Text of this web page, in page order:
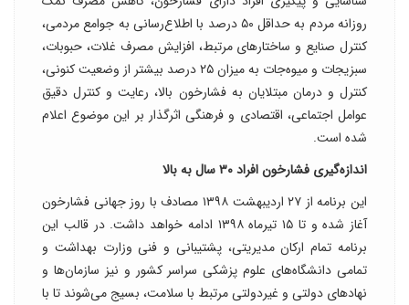
روزانه مردم به حداقل ۵۰ درصد با اطلاع­‌رسانی به جوامع مردمی،
کنترل صنایع و ساختارهای مرتبط، افزایش مصرف غلات، حبوبات،
سبزیجات و میوه­‌جات به میزان ۲۵ درصد بیشتر از وضعیت کنونی،
کنترل و درمان مبتلایان به فشارخون بالا، رعایت و کنترل دقیق
عوامل اجتماعی، اقتصادی و فرهنگی اثرگذار بر این موضوع اعلام
شده است.
اندازه‌گیری فشارخون افراد ۳۰ سال به بالا
این برنامه از ۲۷ اردیبهشت ۱۳۹۸ مصادف با روز جهانی فشارخون
آغاز شده و تا ۱۵ تیرماه ۱۳۹۸ ادامه خواهد داشت. در قالب این
برنامه تمام ارکان مدیریتی، پشتیبانی و فنی وزارت بهداشت و
تمامی دانشگاه‌های علوم پزشکی سراسر کشور و نیز سازمان‌ها و
نهادهای دولتی و غیردولتی مرتبط با سلامت، بسیج می‌شوند تا با